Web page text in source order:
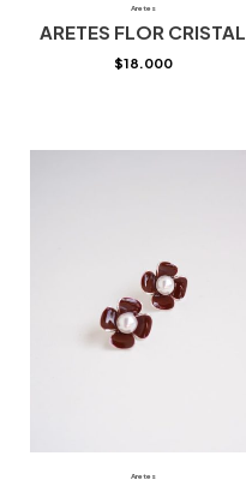
Aretes
ARETES FLOR CRISTAL
$18.000
Aretes